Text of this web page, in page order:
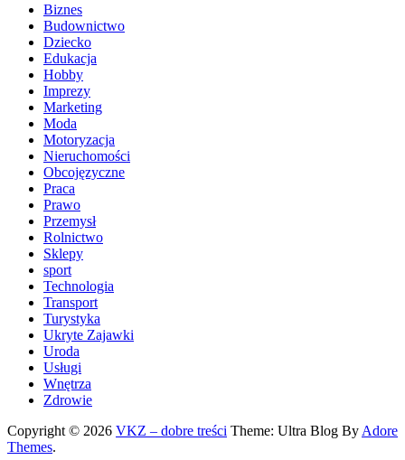
Biznes
Budownictwo
Dziecko
Edukacja
Hobby
Imprezy
Marketing
Moda
Motoryzacja
Nieruchomości
Obcojęzyczne
Praca
Prawo
Przemysł
Rolnictwo
Sklepy
sport
Technologia
Transport
Turystyka
Ukryte Zajawki
Uroda
Usługi
Wnętrza
Zdrowie
Copyright © 2026 VKZ – dobre treści Theme: Ultra Blog By Adore
Themes.